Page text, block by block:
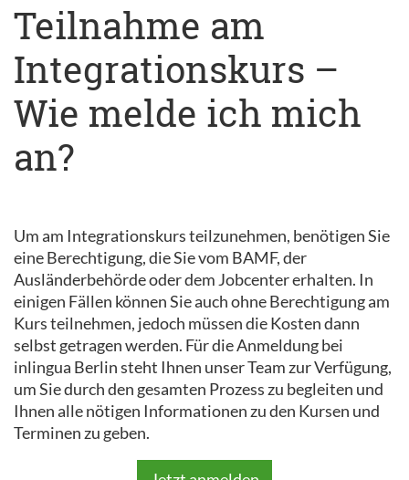
Teilnahme am
Integrationskurs –
Wie melde ich mich
an?
Um am Integrationskurs teilzunehmen, benötigen Sie
eine Berechtigung, die Sie vom BAMF, der
Ausländerbehörde oder dem Jobcenter erhalten. In
einigen Fällen können Sie auch ohne Berechtigung am
Kurs teilnehmen, jedoch müssen die Kosten dann
selbst getragen werden. Für die Anmeldung bei
inlingua Berlin steht Ihnen unser Team zur Verfügung,
um Sie durch den gesamten Prozess zu begleiten und
Ihnen alle nötigen Informationen zu den Kursen und
Terminen zu geben.